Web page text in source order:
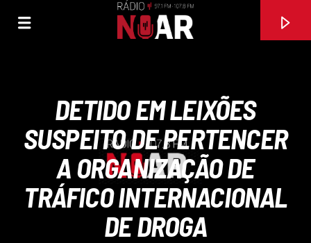
DETIDO EM LEIXÕES
SUSPEITO DE PERTENCER
A ORGANIZAÇÃO DE
TRÁFICO INTERNACIONAL
DE DROGA